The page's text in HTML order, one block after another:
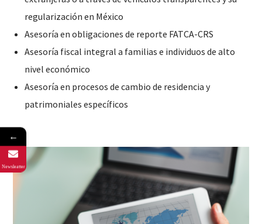
regularización en México
Asesoría en obligaciones de reporte FATCA-CRS
Asesoría fiscal integral a familias e individuos de alto
nivel económico
Asesoría en procesos de cambio de residencia y
patrimoniales específicos
←
Newsleatter